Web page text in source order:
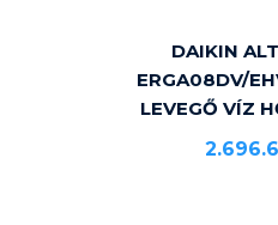
DAIKIN
ERGA08DV/
LEVEGŐ VÍZ